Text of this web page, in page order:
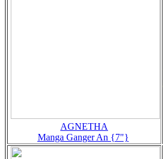
AGNETHA
Manga Ganger An {7"}